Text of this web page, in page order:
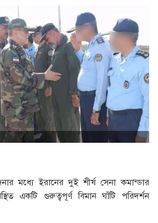
মধ্যে ইরানের দুই শীর্ষ সেনা কমান্ডার
একটি গুরুত্বপূর্ণ বিমান ঘাঁটি পরিদর্শন